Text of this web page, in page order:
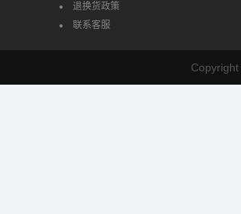
退换货政策
联系客服